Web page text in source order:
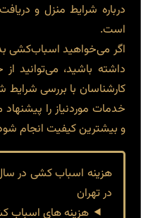
درباره شرایط منزل و
است.
اگر می‌خواهید اسباب‌کشی
داشته باشید، می‌توانید
کارشناسان با بررسی شرایط
خدمات موردنیاز را
و بیشترین کیفیت انجام
در تهران
هزینه های اسباب